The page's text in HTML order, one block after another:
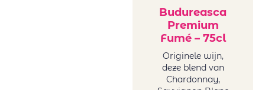
Budureasca
Premium
Fumé – 75cl
Originele wijn,
deze blend van
Chardonnay,